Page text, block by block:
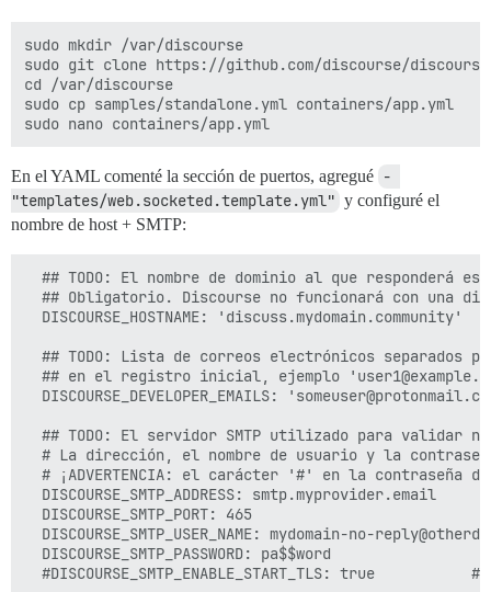
sudo mkdir /var/discourse
sudo git clone https://github.com/discourse/
cd /var/discourse
sudo cp samples/standalone.yml containers/app.yml
En el YAML comenté la sección de puertos, agregué -
"templates/web.socketed.template.yml" y configuré el
nombre de host + SMTP:
## TODO: El nombre de dominio al que responderá
## Obligatorio. Discourse no funcionará con una
  DISCOURSE_HOSTNAME: 'discuss.mydomain.community'
## TODO: Lista de correos electrónicos separados
## en el registro inicial, ejemplo
DISCOURSE_DEVELOPER_EMAILS:
## TODO: El servidor SMTP utilizado para validar
# La dirección, el nombre de usuario y la
# ¡ADVERTENCIA: el carácter '#' en la contraseña
  DISCOURSE_SMTP_ADDRESS: smtp.myprovider.email
  DISCOURSE_SMTP_PORT: 465
DISCOURSE_SMTP_USER_NAME: mydomain-no-
  DISCOURSE_SMTP_PASSWORD: pa$$word